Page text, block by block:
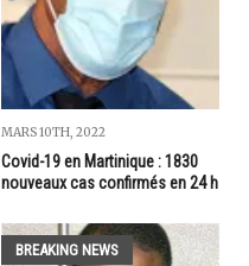
MARS 10TH, 2022
Covid-19 en Martinique : 1830
nouveaux cas confirmés en 24 h
BREAKING NEWS